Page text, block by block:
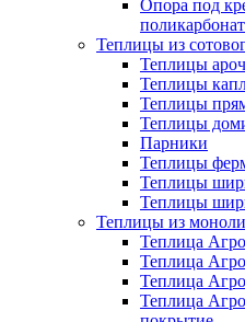
Опора под
Теплицы из
Теплицы
Теплицы
Теплицы
Теплицы
Парники
Теплицы
Теплицы
Теплицы
Теплицы из
Теплица
Теплица
Теплица
Теплица